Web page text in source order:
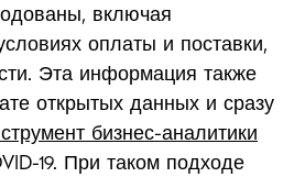
включая
оплаты и поставки,
Эта информация также
открытых данных и сразу
бизнес-аналитики
19. При таком подходе